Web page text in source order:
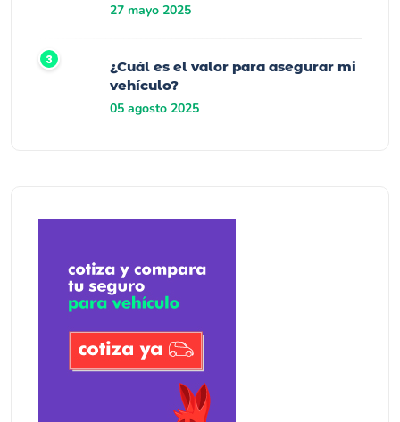
27 mayo 2025
¿Cuál es el valor para asegurar mi
vehículo?
05 agosto 2025